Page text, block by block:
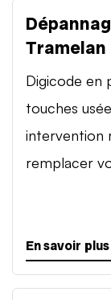
Tramelan
Digicode en
touches
intervention
remplacer
En savoir